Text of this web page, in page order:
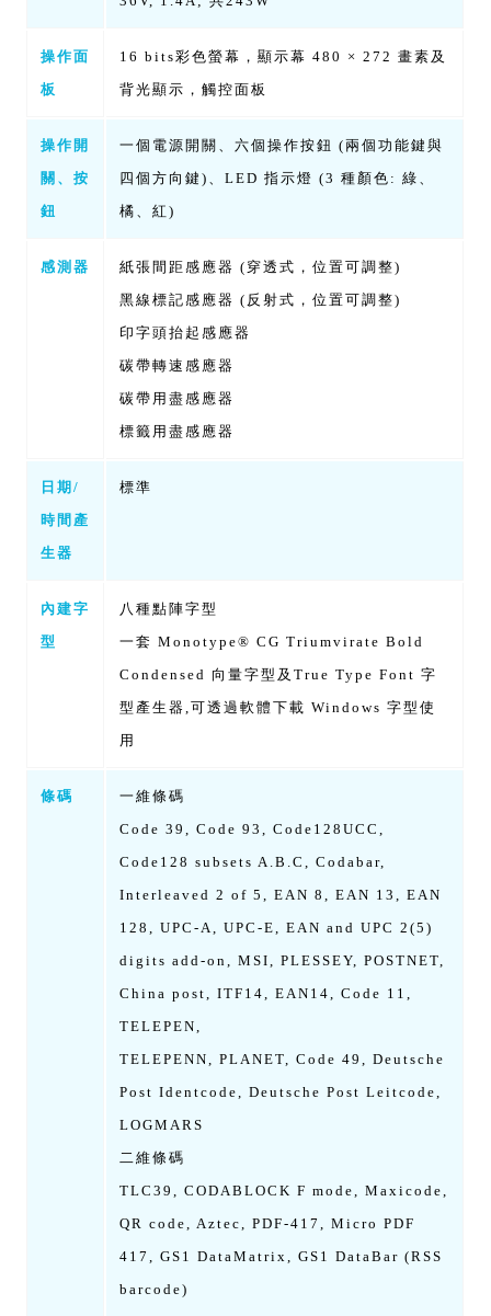
操作面
板
16 bits彩色螢幕，顯示幕 480 × 272 畫素及
背光顯示，觸控面板
操作開
關、按
鈕
一個電源開關、六個操作按鈕 (兩個功能鍵與
四個方向鍵)、LED 指示燈 (3 種顏色: 綠、
橘、紅)
感測器
紙張間距感應器 (穿透式，位置可調整)
黑線標記感應器 (反射式，位置可調整)
印字頭抬起感應器
碳帶轉速感應器
碳帶用盡感應器
標籤用盡感應器
日期/
時間產
生器
標準
內建字
型
八種點陣字型
一套 Monotype® CG Triumvirate Bold
Condensed 向量字型及True Type Font 字
型產生器,可透過軟體下載 Windows 字型使
用
條碼
一維條碼
Code 39, Code 93, Code128UCC,
Code128 subsets A.B.C, Codabar,
Interleaved 2 of 5, EAN 8, EAN 13, EAN
128, UPC-A, UPC-E, EAN and UPC 2(5)
digits add-on, MSI, PLESSEY, POSTNET,
China post, ITF14, EAN14, Code 11,
TELEPEN,
TELEPENN, PLANET, Code 49, Deutsche
Post Identcode, Deutsche Post Leitcode,
LOGMARS
二維條碼
TLC39, CODABLOCK F mode, Maxicode,
QR code, Aztec, PDF-417, Micro PDF
417, GS1 DataMatrix, GS1 DataBar (RSS
barcode)